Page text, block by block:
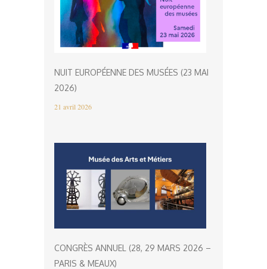
NUIT EUROPÉENNE DES MUSÉES (23 MAI
2026)
21 avril 2026
CONGRÈS ANNUEL (28, 29 MARS 2026 –
PARIS & MEAUX)